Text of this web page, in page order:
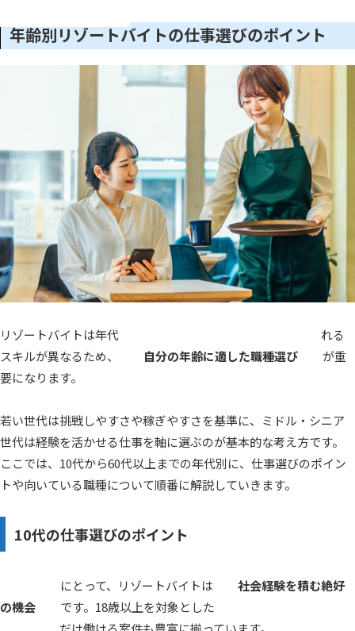
年齢別リゾートバイトの仕事選びのポイント
リゾートバイトは年代ごとに体力やこれまでの経験、求められる
スキルが異なるため、
自分の年齢に適した職種選び
が重
要になります。
若い世代は挑戦しやすさや稼ぎやすさを基準に、ミドル・シニア
世代は経験を活かせる仕事を軸に選ぶのが基本的な考え方です。
ここでは、10代から60代以上までの年代別に、仕事選びのポイン
トや向いている職種について順番に解説していきます。
10代の仕事選びのポイント
10代の方々にとって、リゾートバイトは
社会経験を積む絶好
の機会
です。18歳以上を対象とした求人が中心で、学業の合